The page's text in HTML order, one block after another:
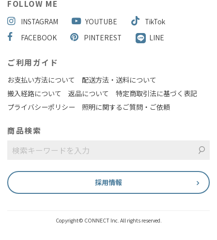
FOLLOW ME
INSTAGRAM YOUTUBE
TikTok
FACEBOOK
PINTEREST LINE
ご利用ガイド
お支払い方法について
配送方法・送料について
搬入経路について
返品について
特定商取引法に基づく表記
プライバシーポリシー
照明に関するご質問・ご依頼
商品検索
採用情報
Copyright© CONNECT Inc. All rights reserved.